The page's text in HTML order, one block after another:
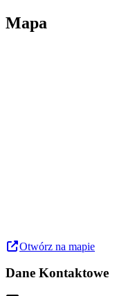
Mapa
Otwórz na mapie
Dane Kontaktowe